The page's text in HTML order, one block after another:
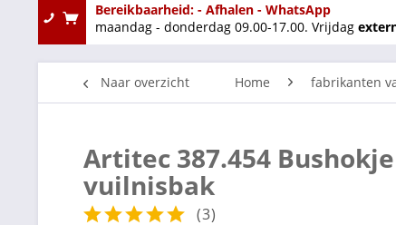
Bereikbaarheid: - Afhalen - WhatsApp
maandag - donderdag 09.00-17.00. Vrijdag
Naar overzicht Home fabrikanten
Artitec 387.454
vuilnisbak
(3)